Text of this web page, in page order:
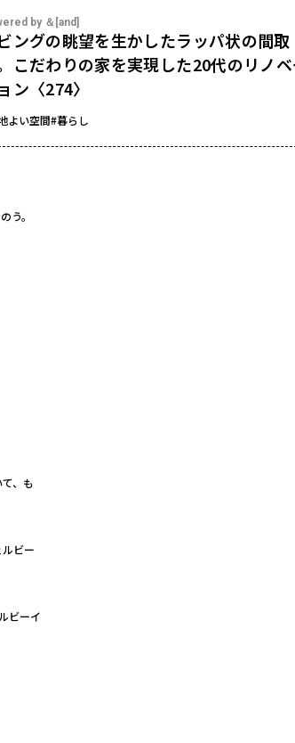
by ＆[and]
ングの眺望を生かしたラッパ状の間取
こだわりの家を実現した20代のリノベ
ン〈274〉
よい空間#暮らし
う。
、も
ビー
ビーイ